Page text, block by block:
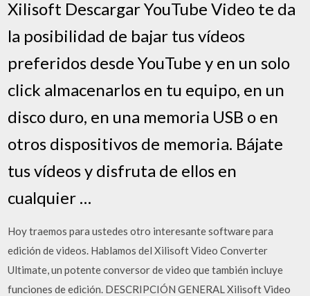
Xilisoft Descargar YouTube Video te da
la posibilidad de bajar tus vídeos
preferidos desde YouTube y en un solo
click almacenarlos en tu equipo, en un
disco duro, en una memoria USB o en
otros dispositivos de memoria. Bájate
tus vídeos y disfruta de ellos en
cualquier …
Hoy traemos para ustedes otro interesante software para
edición de videos. Hablamos del Xilisoft Video Converter
Ultimate, un potente conversor de video que también incluye
funciones de edición. DESCRIPCIÓN GENERAL Xilisoft Video